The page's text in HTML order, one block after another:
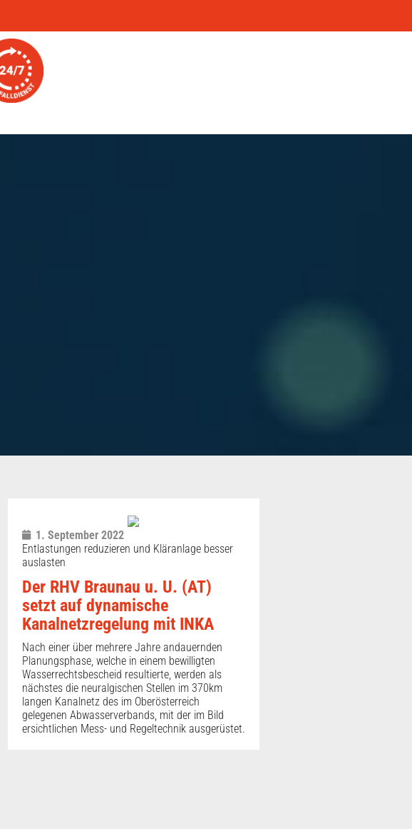
1. September 2022
Entlastungen reduzieren und Kläranlage besser
auslasten
Der RHV Braunau u. U. (AT)
setzt auf dynamische
Kanalnetzregelung mit INKA
Nach einer über mehrere Jahre andauernden
Planungsphase, welche in einem bewilligten
Wasserrechtsbescheid resultierte, werden als
nächstes die neuralgischen Stellen im 370km
langen Kanalnetz des im Oberösterreich
gelegenen Abwasserverbands, mit der im Bild
ersichtlichen Mess- und Regeltechnik ausgerüstet.